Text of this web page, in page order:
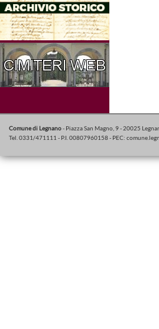
Comune di Legnano- Piazza San Magno, 9 - 20025
Tel. 0331/471111 - P.I. 00807960158 - PEC: